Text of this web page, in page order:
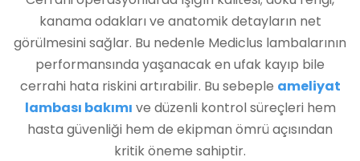
kanama odakları ve anatomik detayların net
görülmesini sağlar. Bu nedenle Mediclus lambalarının
performansında yaşanacak en ufak kayıp bile
cerrahi hata riskini artırabilir. Bu sebeple ameliyat
lambası bakımı ve düzenli kontrol süreçleri hem
hasta güvenliği hem de ekipman ömrü açısından
kritik öneme sahiptir.